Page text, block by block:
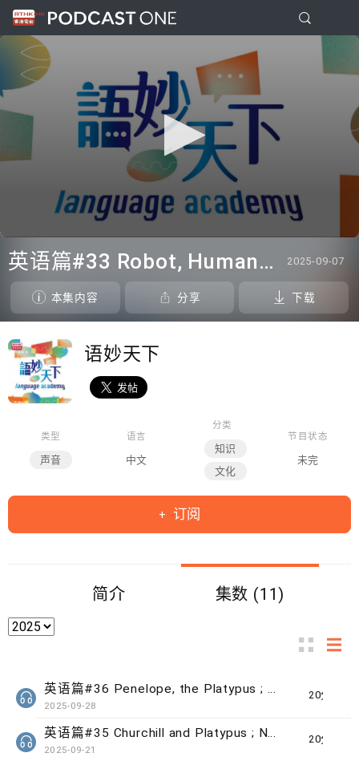
seconds
of
seconds
英语篇#33 Robot, Humanoid or Android? (1) ; Artist and Artiste 2025-09-07
本集内容 分享 下载
语妙天下
类型
声音
语言
中文
分类
知识
文化
节目状态
未完
订阅
简介 集数 (11)
20分钟
英语篇#36 Penelope, the Platypus ; Inclusion vs Integration
2025-09-28
20分钟
英语篇#35 Churchill and Platypus ; Nutmeg and Football
2025-09-21